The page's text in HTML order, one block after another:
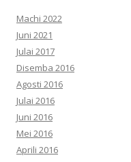
Machi 2022
Juni 2021
Julai 2017
Disemba 2016
Agosti 2016
Julai 2016
Juni 2016
Mei 2016
Aprili 2016